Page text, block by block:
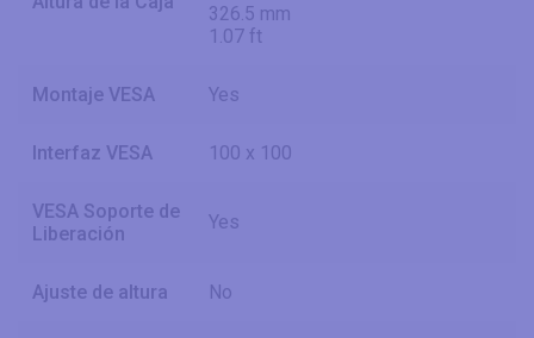
326.5 mm
1.07 ft
Montaje VESA Yes
Interfaz VESA 100 x 100
VESA Soporte de
Liberación
Yes
Ajuste de altura No